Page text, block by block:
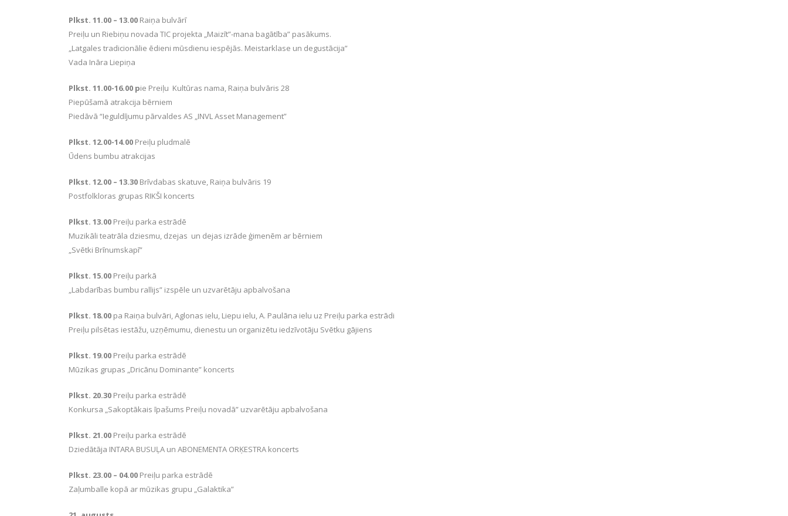
Plkst. 11.00 – 13.00 Raiņa bulvārī
Preiļu un Riebiņu novada TIC projekta „Maizīt”-mana bagātība” pasākums.
„Latgales tradicionālie ēdieni mūsdienu iespējās. Meistarklase un degustācija”
Vada Ināra Liepiņa
Plkst. 11.00-16.00 pie Preiļu Kultūras nama, Raiņa bulvāris 28
Piepūšamā atrakcija bērniem
Piedāvā “Ieguldījumu pārvaldes AS „INVL Asset Management”
Plkst. 12.00-14.00 Preiļu pludmalē
Ūdens bumbu atrakcijas
Plkst. 12.00 – 13.30 Brīvdabas skatuve, Raiņa bulvāris 19
Postfolkloras grupas RIKŠI koncerts
Plkst. 13.00 Preiļu parka estrādē
Muzikāli teatrāla dziesmu, dzejas un dejas izrāde ģimenēm ar bērniem
„Svētki Brīnumskapī”
Plkst. 15.00 Preiļu parkā
„Labdarības bumbu rallijs” izspēle un uzvarētāju apbalvošana
Plkst. 18.00 pa Raiņa bulvāri, Aglonas ielu, Liepu ielu, A. Paulāna ielu uz Preiļu parka estrādi
Preiļu pilsētas iestāžu, uzņēmumu, dienestu un organizētu iedzīvotāju Svētku gājiens
Plkst. 19.00 Preiļu parka estrādē
Mūzikas grupas „Dricānu Dominante” koncerts
Plkst. 20.30 Preiļu parka estrādē
Konkursa „Sakoptākais īpašums Preiļu novadā” uzvarētāju apbalvošana
Plkst. 21.00 Preiļu parka estrādē
Dziedātāja INTARA BUSUĻA un ABONEMENTA ORĶESTRA koncerts
Plkst. 23.00 – 04.00 Preiļu parka estrādē
Zaļumballe kopā ar mūzikas grupu „Galaktika”